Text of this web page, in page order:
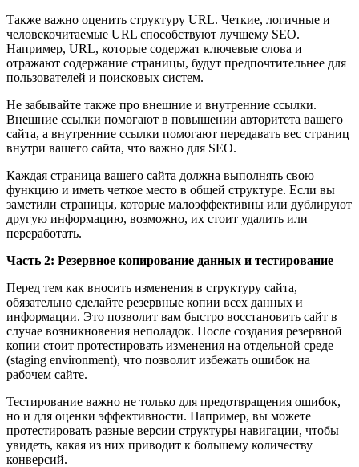
Также важно оценить структуру URL. Четкие, логичные и
человекочитаемые URL способствуют лучшему SEO.
Например, URL, которые содержат ключевые слова и
отражают содержание страницы, будут предпочтительнее для
пользователей и поисковых систем.
Не забывайте также про внешние и внутренние ссылки.
Внешние ссылки помогают в повышении авторитета вашего
сайта, а внутренние ссылки помогают передавать вес страниц
внутри вашего сайта, что важно для SEO.
Каждая страница вашего сайта должна выполнять свою
функцию и иметь четкое место в общей структуре. Если вы
заметили страницы, которые малоэффективны или дублируют
другую информацию, возможно, их стоит удалить или
переработать.
Часть 2: Резервное копирование данных и тестирование
Перед тем как вносить изменения в структуру сайта,
обязательно сделайте резервные копии всех данных и
информации. Это позволит вам быстро восстановить сайт в
случае возникновения неполадок. После создания резервной
копии стоит протестировать изменения на отдельной среде
(staging environment), что позволит избежать ошибок на
рабочем сайте.
Тестирование важно не только для предотвращения ошибок,
но и для оценки эффективности. Например, вы можете
протестировать разные версии структуры навигации, чтобы
увидеть, какая из них приводит к большему количеству
конверсий.